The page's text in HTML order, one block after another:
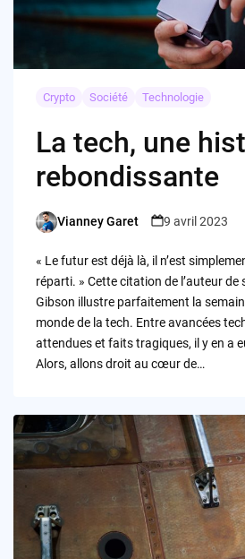
Crypto Société Technologie
La tech, une
rebondissante
Posted
Vianney Garet 9 avril 2023
« Le futur est déjà là, il n’est
réparti. » Cette citation de l’auteur
Gibson illustre parfaitement la
monde de la tech. Entre avancées
attendues et faits tragiques, il y en a
Alors, allons droit au cœur de…